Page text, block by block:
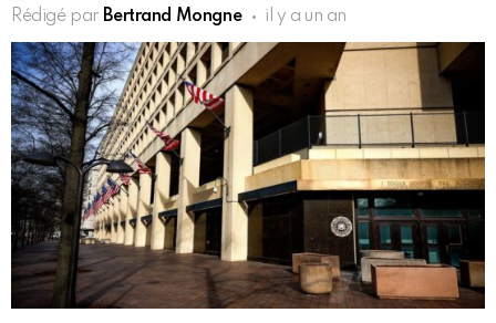
Rédigé par Bertrand Mongne il y a un an